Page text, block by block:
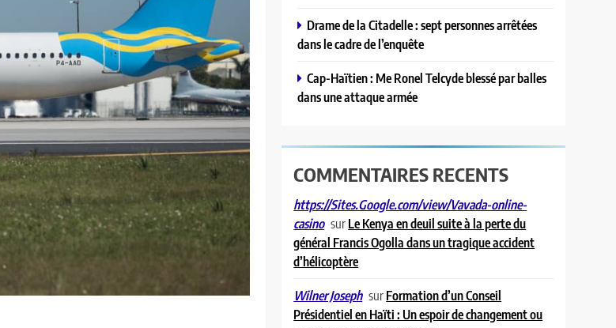
Drame de la Citadelle : sept personnes arrêtées
dans le cadre de l’enquête
Cap-Haïtien : Me Ronel Telcyde blessé par balles
dans une attaque armée
COMMENTAIRES RECENTS
https://Sites.Google.com/view/Vavada-online-
casino surLe Kenya en deuil suite à la perte du
général Francis Ogolla dans un tragique accident
d’hélicoptère
Wilner Joseph surFormation d’un Conseil
Présidentiel en Haïti : Un espoir de changement ou